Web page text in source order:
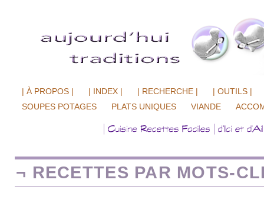
| À PROPOS | | INDEX | | RECHERCHE |
| OUTILS |
SOUPES POTAGES
PLATS UNIQUES VIANDE
¬ RECETTES PAR MOTS-